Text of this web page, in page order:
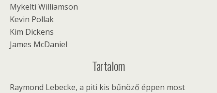
Mykelti Williamson
Kevin Pollak
Kim Dickens
James McDaniel
Tartalom
Raymond Lebecke, a piti kis bűnöző éppen most